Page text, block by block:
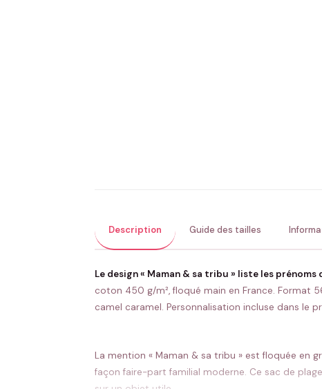
Description Guide des tailles
Le design « Maman & sa tribu » liste les
coton 450 g/m², floqué main en France. Format
camel caramel. Personnalisation incluse dans le
La mention « Maman & sa tribu » est floquée en
façon faire-part familial moderne. Ce sac de